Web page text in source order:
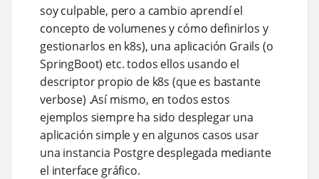
soy culpable, pero a cambio aprendí el
concepto de volumenes y cómo definirlos y
gestionarlos en k8s), una aplicación Grails (o
SpringBoot) etc. todos ellos usando el
descriptor propio de k8s (que es bastante
verbose) .Así mismo, en todos estos
ejemplos siempre ha sido desplegar una
aplicación simple y en algunos casos usar
una instancia Postgre desplegada mediante
el interface gráfico.